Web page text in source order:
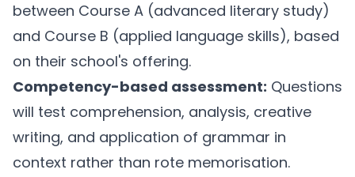
between Course A (advanced literary study)
and Course B (applied language skills), based
on their school's offering.
Competency-based assessment: Questions
will test comprehension, analysis, creative
writing, and application of grammar in
context rather than rote memorisation.